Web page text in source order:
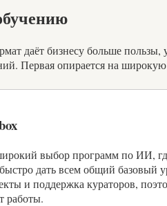
даёт бизнесу больше
Первая опирается на
выбор программ по ИИ,
дать всем общий базовый
и поддержка кураторов,
работы.